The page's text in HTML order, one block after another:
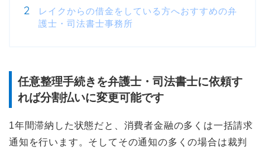
レイクからの借金をしている方へおすすめの弁
護士・司法書士事務所
任意整理手続きを弁護士・司法書士に依頼す
れば分割払いに変更可能です
1年間滞納した状態だと、消費者金融の多くは一括請求
通知を行います。そしてその通知の多くの場合は裁判